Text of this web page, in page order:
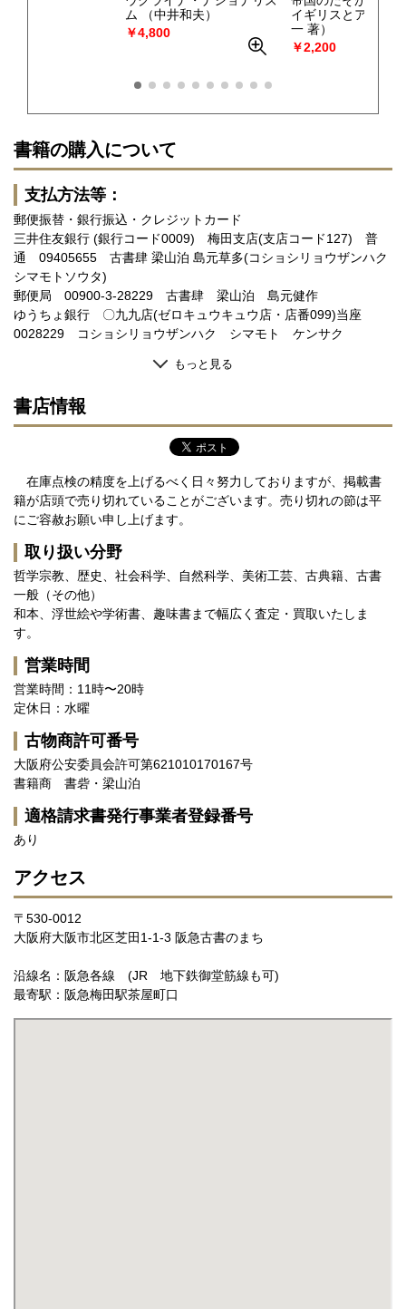
ム
（中井和夫）
￥4,800
イギリスとアジア
一 著）
￥2,200
書籍の購入について
支払方法等：
郵便振替・銀行振込・クレジットカード
三井住友銀行 (銀行コード0009) 梅田支店(支店コード127) 普
通 09405655 古書肆 梁山泊 島元草多(コショシリョウザンハク
シマモトソウタ)
郵便局 00900-3-28229 古書肆 梁山泊 島元健作
ゆうちょ銀行 〇九九店(ゼロキュウキュウ店・店番099)当座
0028229 コショシリョウザンハク シマモト ケンサク
もっと見る
書店情報
在庫点検の精度を上げるべく日々努力しておりますが、掲載書
籍が店頭で売り切れていることがございます。売り切れの節は平
にご容赦お願い申し上げます。
取り扱い分野
哲学宗教、歴史、社会科学、自然科学、美術工芸、古典籍、古書
一般（その他）
和本、浮世絵や学術書、趣味書まで幅広く査定・買取いたしま
す。
営業時間
営業時間：11時〜20時
定休日：水曜
古物商許可番号
大阪府公安委員会許可第621010170167号
書籍商 書砦・梁山泊
適格請求書発行事業者登録番号
あり
アクセス
〒530-0012
大阪府大阪市北区芝田1-1-3 阪急古書のまち
沿線名：阪急各線 (JR 地下鉄御堂筋線も可)
最寄駅：阪急梅田駅茶屋町口